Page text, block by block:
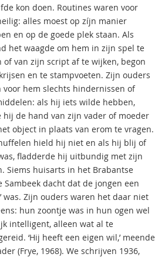
kon doen. Routines waren voor
alles moest op zíjn manier
en op de goede plek staan. Als
het waagde om hem in zijn spel te
of van zijn script af te wijken, begon
en te stampvoeten. Zijn ouders
voor hem slechts hindernissen of
als hij iets wilde hebben,
hij de hand van zijn vader of moeder
object in plaats van erom te vragen.
hield hij niet en als hij blij of
fladderde hij uitbundig met zijn
Siems huisarts in het Brabantse
Sambeek dacht dat de jongen een
was. Zijn ouders waren het daar niet
hun zoontje was in hun ogen wel
intelligent, alleen wat al te
‘Hij heeft een eigen wil,’ meende
(Frye, 1968). We schrijven 1936,